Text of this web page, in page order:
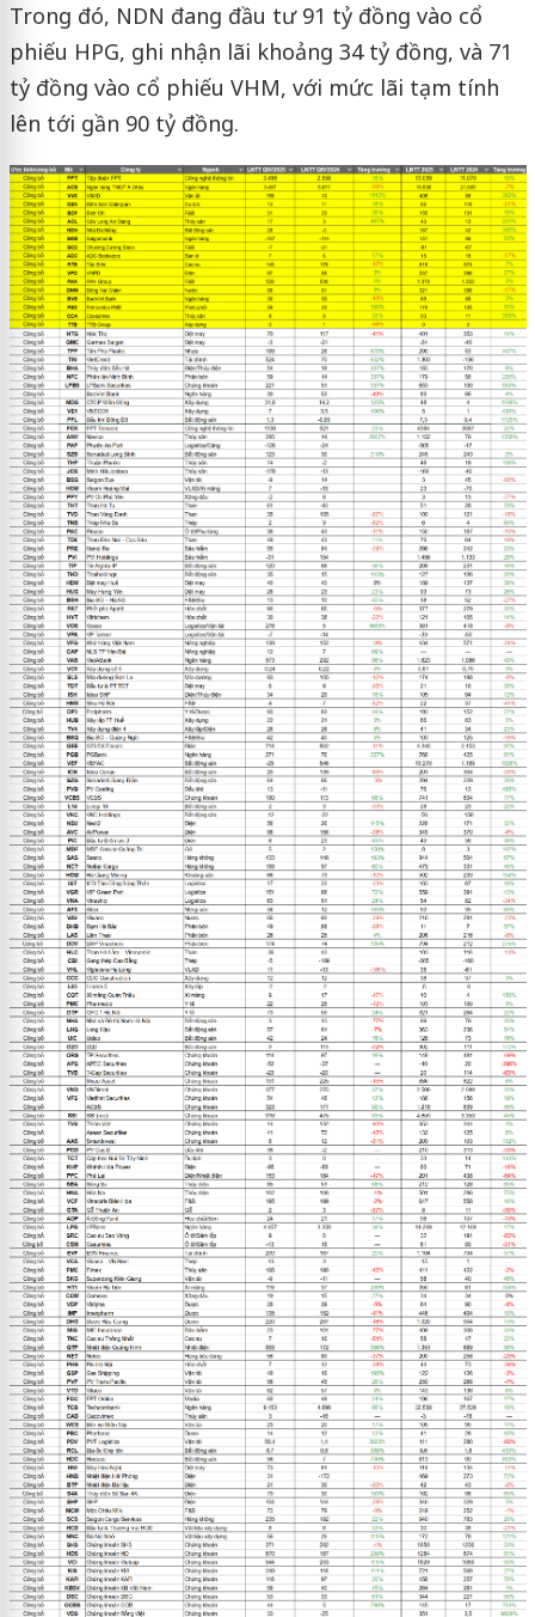
Trong đó, NDN đang đầu tư 91 tỷ đồng vào cổ
phiếu HPG, ghi nhận lãi khoảng 34 tỷ đồng, và 71
tỷ đồng vào cổ phiếu VHM, với mức lãi tạm tính
lên tới gần 90 tỷ đồng.